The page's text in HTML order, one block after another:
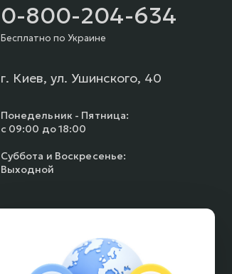
0-800-204-634
Бесплатно по Украине
г. Киев, ул. Ушинского, 40
Понедельник - Пятница:
с 09:00 до 18:00
Суббота и Воскресенье:
Выходной